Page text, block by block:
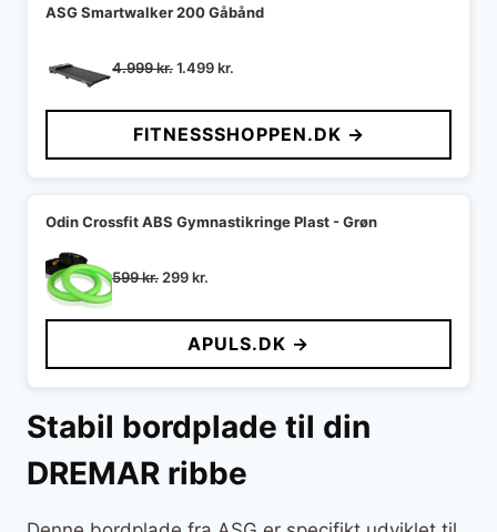
ASG Smartwalker 200 Gåbånd
4.999kr.Den
pris
var:
4.999 kr..
1.499kr.
pris
er:
1.499 kr..
FITNESSSHOPPEN.DK →
Odin Crossfit ABS Gymnastikringe Plast - Grøn
599kr. Den
pris
599 kr..
299kr.
pris
er:
299 kr..
APULS.DK →
Stabil bordplade til din
DREMAR ribbe